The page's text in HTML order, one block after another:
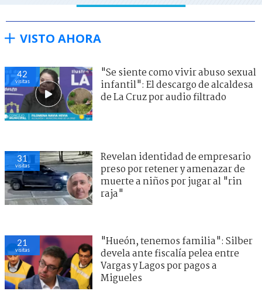
VISTO AHORA
42
visitas
"Se siente como vivir abuso sexual
infantil": El descargo de alcaldesa
de La Cruz por audio filtrado
31
visitas
Revelan identidad de empresario
preso por retener y amenazar de
muerte a niños por jugar al "rin
raja"
21
visitas
"Hueón, tenemos familia": Silber
devela ante fiscalía pelea entre
Vargas y Lagos por pagos a
Migueles